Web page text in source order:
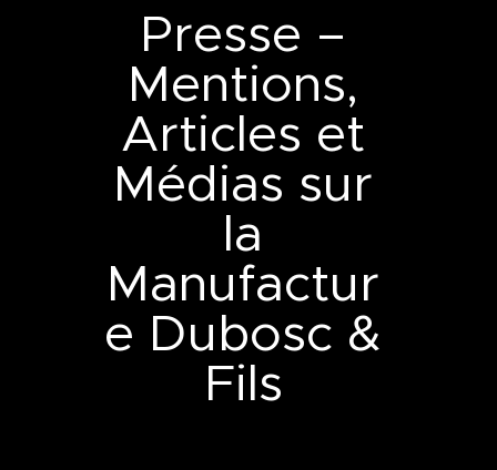
Presse –
Mentions,
Articles et
Médias sur
la
Manufactur
e Dubosc &
Fils